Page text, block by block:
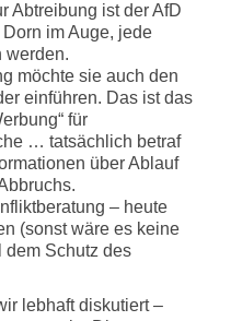
Abtreibung ist der AfD
im Auge, jede
werden.
möchte sie auch den
einführen. Das ist das
für
… tatsächlich betraf
über Ablauf
– heute
(sonst wäre es keine
dem Schutz des
lebhaft diskutiert –